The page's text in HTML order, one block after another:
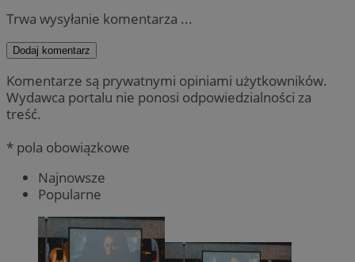
Trwa wysyłanie komentarza ...
Dodaj komentarz
Komentarze są prywatnymi opiniami użytkowników.
Wydawca portalu nie ponosi odpowiedzialności za
treść.
* pola obowiązkowe
Najnowsze
Popularne